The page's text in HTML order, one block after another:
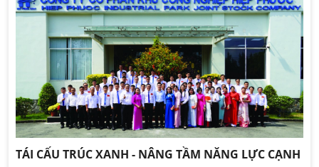
TÁI CẤU TRÚC XANH - NÂNG TẦM NĂNG LỰC CẠNH